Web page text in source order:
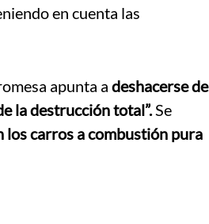
en cuenta las
apunta a deshacerse de
la destrucción total”.Se
carros a combustión pura